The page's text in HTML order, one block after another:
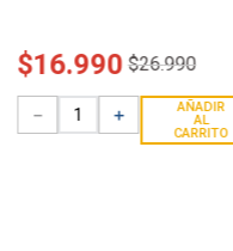
$16.990 $26.990
＋
－
AÑADIR
AL
CARRITO